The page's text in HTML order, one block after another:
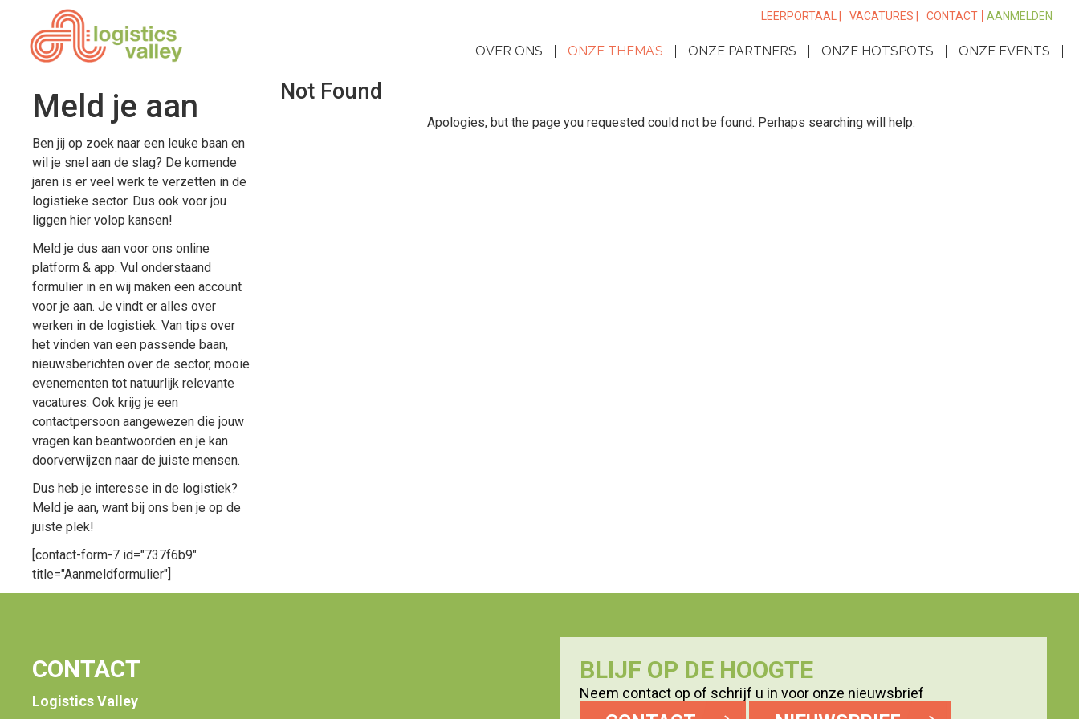
LEERPORTAAL | VACATURES | CONTACT AANMELDEN
OVER ONS ONZE THEMA’S ONZE PARTNERS ONZE HOTSPOTS ONZE EVENTS
Meld je aan
Ben jij op zoek naar een leuke baan en
wil je snel aan de slag? De komende
jaren is er veel werk te verzetten in de
logistieke sector. Dus ook voor jou
liggen hier volop kansen!
Meld je dus aan voor ons online
platform & app. Vul onderstaand
formulier in en wij maken een account
voor je aan. Je vindt er alles over
werken in de logistiek. Van tips over
het vinden van een passende baan,
nieuwsberichten over de sector, mooie
evenementen tot natuurlijk relevante
vacatures. Ook krijg je een
contactpersoon aangewezen die jouw
vragen kan beantwoorden en je kan
doorverwijzen naar de juiste mensen.
Dus heb je interesse in de logistiek?
Meld je aan, want bij ons ben je op de
juiste plek!
[contact-form-7 id="737f6b9"
title="Aanmeldformulier"]
Not Found
Apologies, but the page you requested could not be found. Perhaps searching will help.
CONTACT
Logistics Valley
BLIJF OP DE HOOGTE
Neem contact op of schrijf u in voor onze nieuwsbrief